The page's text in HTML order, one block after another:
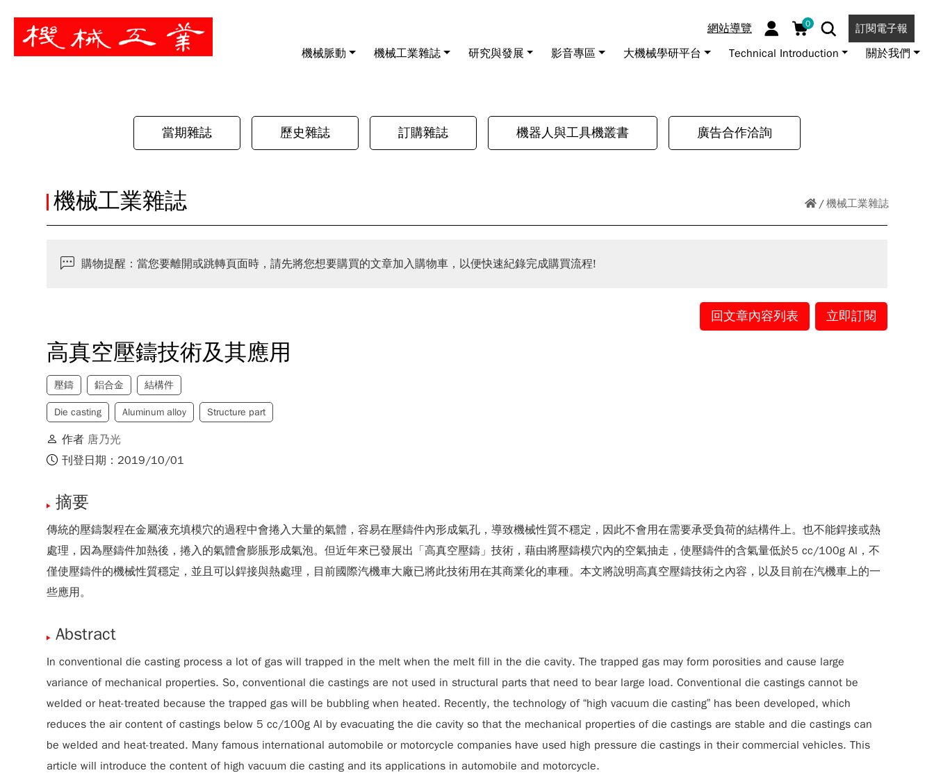
網站導覽 0 訂閱電子報
機械脈動 機械工業雜誌 研究與發展 影音專區 大機械學研平台 Technical Introduction 關於我們
暫停
當期雜誌 歷史雜誌 訂購雜誌 機器人與工具機叢書 廣告合作洽詢
機械工業雜誌
機械工業雜誌
購物提醒：當您要離開或跳轉頁面時，請先將您想要購買的文章加入購物車，以便快速紀錄完成購買流程!
回文章內容列表 立即訂閱
高真空壓鑄技術及其應用
壓鑄 鋁合金 結構件
Die casting Aluminum alloy Structure part
作者 唐乃光
刊登日期：2019/10/01
摘要
傳統的壓鑄製程在金屬液充填模穴的過程中會捲入大量的氣體，容易在壓鑄件內形成氣孔，導致機械性質不穩定，因此不會用在需要承受負荷的結構件上。也不能銲接或熱
處理，因為壓鑄件加熱後，捲入的氣體會膨脹形成氣泡。但近年來已發展出「高真空壓鑄」技術，藉由將壓鑄模穴內的空氣抽走，使壓鑄件的含氣量低於5 cc/100g Al，不
僅使壓鑄件的機械性質穩定，並且可以銲接與熱處理，目前國際汽機車大廠已將此技術用在其商業化的車種。本文將說明高真空壓鑄技術之內容，以及目前在汽機車上的一
些應用。
Abstract
In conventional die casting process a lot of gas will trapped in the melt when the melt fill in the die cavity. The trapped gas may form porosities and cause large
variance of mechanical properties. So, conventional die castings are not used in structural parts that need to bear large load. Conventional die castings cannot be
welded or heat-treated because the trapped gas will be bubbling when heated. Recently, the technology of “high vacuum die casting” has been developed, which
reduces the air content of castings below 5 cc/100g Al by evacuating the die cavity so that the mechanical properties of die castings are stable and die castings can
be welded and heat-treated. Many famous international automobile or motorcycle companies have used high pressure die castings in their commercial vehicles. This
article will introduce the content of high vacuum die casting and its applications in automobile and motorcycle.